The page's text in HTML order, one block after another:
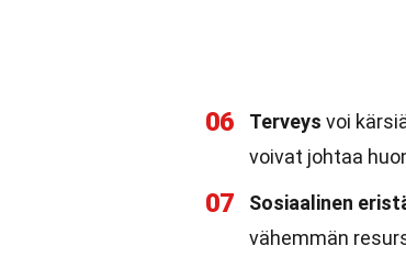
06 Terveys voi
voivat johtaa
07 Sosiaalinen
vähemmän